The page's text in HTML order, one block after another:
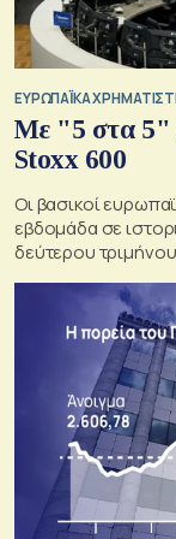
ΕΥΡΩΠΑΪΚΑ
Με "5 στα 5"
Stoxx 600
Οι βασικοί
εβδομάδα σε
δεύτερου